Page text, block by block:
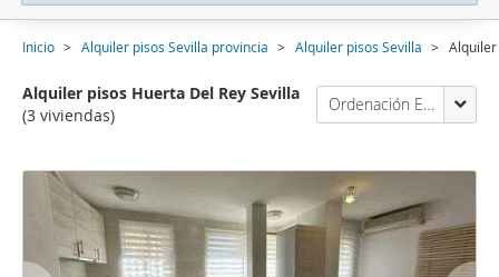
Inicio Alquiler pisos Sevilla provincia Alquiler pisos Sevilla
Alquiler pisos Huerta Del Rey Sevilla
(3 viviendas)
Ordenación Enalquiler